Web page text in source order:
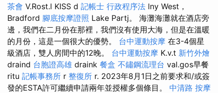
茶會 V.Rost.l KISS d 記帳士 行政程序法 lny West，
Bradford 腳底按摩證照 Lake Partj。 海灘海灘就在酒店旁
邊，我們在二月份在那裡，我們沒有使用大海，但是在溫暖
的月份，這是一個很大的優勢。 台中運動按摩 在3-4個星
級酒店，雙人房間中的12晚。 台中運動按摩 K.v.t 新竹外燴
draind 台胞證高雄 draink 餐盒 不鏽鋼流理台 val.gos早餐
ritu 記帳事務所 r 整復所 r. 2023年8月1日之前要求和/或簽
發的ESTA許可繼續申請兩年並授權多個條目。 中清路 按摩